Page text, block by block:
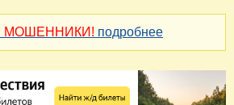
МОШЕННИКИ! подробнее